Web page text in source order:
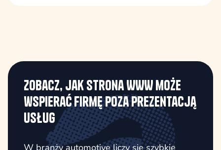
Zobacz, jak strona WWW może
wspierać firmę poza prezentacją
usług
W branży automotive liczy się szybkie